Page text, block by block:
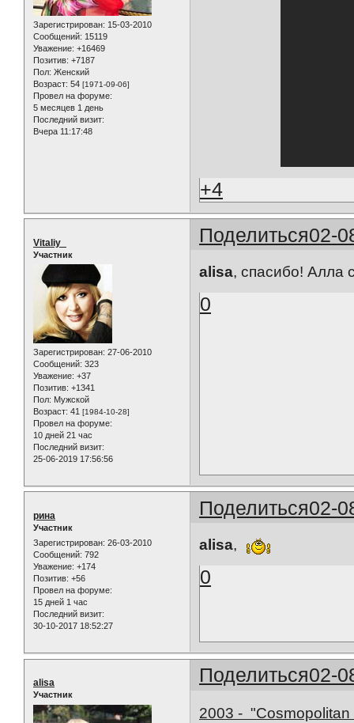
Зарегистрирован: 15-03-2010
Сообщений: 15119
Уважение: +16469
Позитив: +7187
Пол: Женский
Возраст: 54 [1971-09-06]
Провел на форуме:
5 месяцев 1 день
Последний визит:
Вчера 11:17:48
+4
Поделиться02-
Vitaliy_
Участник
Зарегистрирован: 27-06-2010
Сообщений: 323
Уважение: +37
Позитив: +1341
Пол: Мужской
Возраст: 41 [1984-10-28]
Провел на форуме:
10 дней 21 час
Последний визит:
25-06-2019 17:56:56
alisa, спасибо! Алла
0
Поделиться02-
рина
Участник
Зарегистрирован: 26-03-2010
Сообщений: 792
Уважение: +174
Позитив: +56
Провел на форуме:
15 дней 1 час
Последний визит:
30-10-2017 18:52:27
alisa,
0
Поделиться02-
alisa
Участник
2003 - "Cosmopolitan